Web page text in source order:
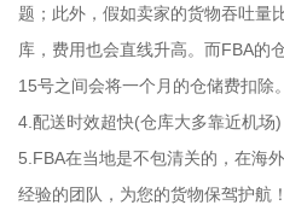
题；此外，假如卖家的货物吞吐量
库，费用也会直线升高。而FBA
15号之间会将一个月的仓储费扣除。
4.配送时效超快(仓库大多靠近机场)
5.FBA在当地是不包清关的，在海
经验的团队，为您的货物保驾护航！